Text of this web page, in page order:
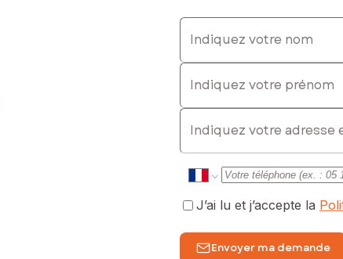
Indiquez votre nom
Indiquez votre prénom
E-mail
J’ai lu et j’accepte la
Envoyer ma demande